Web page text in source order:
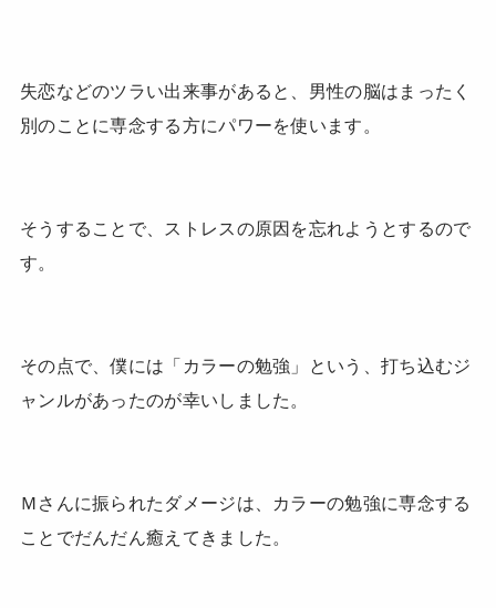
失恋などのツラい出来事があると、男性の脳はまったく
別のことに専念する方にパワーを使います。
そうすることで、ストレスの原因を忘れようとするので
す。
その点で、僕には「カラーの勉強」という、打ち込むジ
ャンルがあったのが幸いしました。
Ｍさんに振られたダメージは、カラーの勉強に専念する
ことでだんだん癒えてきました。